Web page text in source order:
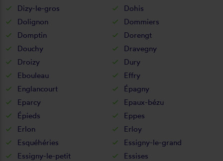
Dizy-le-gros
Dohis
Dolignon
Dommiers
Domptin
Dorengt
Douchy
Dravegny
Droizy
Dury
Ebouleau
Effry
Englancourt
Épagny
Eparcy
Epaux-bézu
Épieds
Eppes
Erlon
Erloy
Esquéhéries
Essigny-le-grand
Essigny-le-petit
Essises